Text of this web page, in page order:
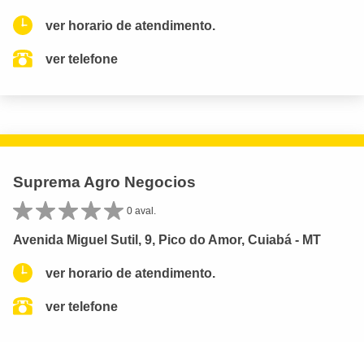
ver horario de atendimento.
ver telefone
Suprema Agro Negocios
0 aval.
Avenida Miguel Sutil, 9, Pico do Amor, Cuiabá - MT
ver horario de atendimento.
ver telefone